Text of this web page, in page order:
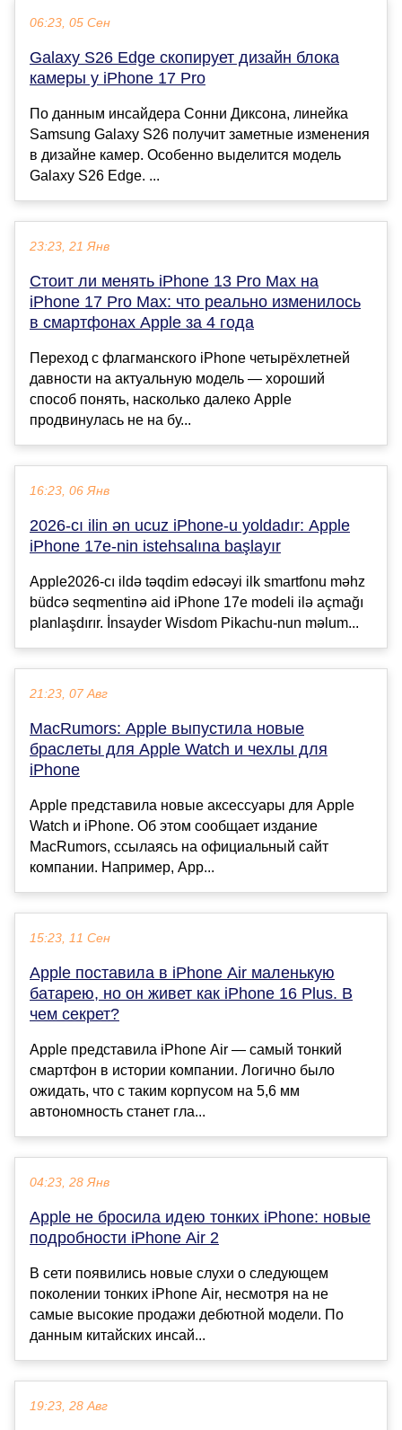
06:23, 05 Сен
Galaxy S26 Edge скопирует дизайн блока
камеры у iPhone 17 Pro
По данным инсайдера Сонни Диксона, линейка
Samsung Galaxy S26 получит заметные изменения
в дизайне камер. Особенно выделится модель
Galaxy S26 Edge. ...
23:23, 21 Янв
Стоит ли менять iPhone 13 Pro Max на
iPhone 17 Pro Max: что реально изменилось
в смартфонах Apple за 4 года
Переход с флагманского iPhone четырёхлетней
давности на актуальную модель — хороший
способ понять, насколько далеко Apple
продвинулась не на бу...
16:23, 06 Янв
2026-cı ilin ən ucuz iPhone-u yoldadır: Apple
iPhone 17e-nin istehsalına başlayır
Apple2026-cı ildə təqdim edəcəyi ilk smartfonu məhz
büdcə seqmentinə aid iPhone 17e modeli ilə açmağı
planlaşdırır. İnsayder Wisdom Pikachu-nun məlum...
21:23, 07 Авг
MacRumors: Apple выпустила новые
браслеты для Apple Watch и чехлы для
iPhone
Apple представила новые аксессуары для Apple
Watch и iPhone. Об этом сообщает издание
MacRumors, ссылаясь на официальный сайт
компании. Например, App...
15:23, 11 Сен
Apple поставила в iPhone Air маленькую
батарею, но он живет как iPhone 16 Plus. В
чем секрет?
Apple представила iPhone Air — самый тонкий
смартфон в истории компании. Логично было
ожидать, что с таким корпусом на 5,6 мм
автономность станет гла...
04:23, 28 Янв
Apple не бросила идею тонких iPhone: новые
подробности iPhone Air 2
В сети появились новые слухи о следующем
поколении тонких iPhone Air, несмотря на не
самые высокие продажи дебютной модели. По
данным китайских инсай...
19:23, 28 Авг